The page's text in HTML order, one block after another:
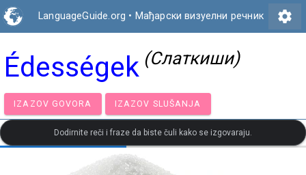
LanguageGuide.org • Мађарски визуелни речник settings
Édességek (Слаткиши)
IZAZOV GOVORA IZAZOV SLUŠANJA
Dodirnite reči i fraze da biste čuli kako se izgovaraju.